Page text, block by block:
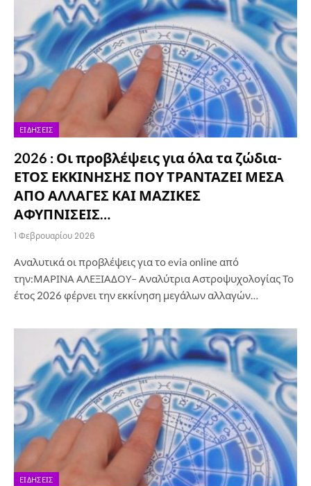
ΕΙΔΉΣΕΙΣ
2026 : Οι προβλέψεις για όλα τα ζώδια-
ΕΤΟΣ ΕΚΚΙΝΗΣΗΣ ΠΟΥ ΤΡΑΝΤΑΖΕΙ ΜΕΣΑ
ΑΠΟ ΑΛΛΑΓΕΣ ΚΑΙ ΜΑΖΙΚΕΣ
ΑΦΥΠΝΙΣΕΙΣ…
1 Φεβρουαρίου 2026
Αναλυτικά οι προβλέψεις για το evia online από
την:ΜΑΡΙΝΑ ΑΛΕΞΙΑΔΟΥ– Αναλύτρια Αστροψυχολογίας Το
έτος 2026 φέρνει την εκκίνηση μεγάλων αλλαγών…
ΕΙΔΉΣΕΙΣ